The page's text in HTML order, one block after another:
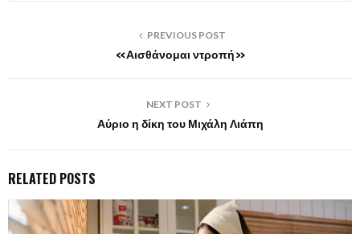
PREVIOUS POST
«Αισθάνομαι ντροπή»
NEXT POST
Αύριο η δίκη του Μιχάλη Λιάπη
RELATED POSTS